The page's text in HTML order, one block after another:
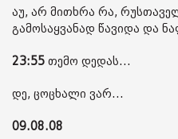
აუ, არ მითხრა რა,
გამოსაყვანად წავიდა და
23:55 თემო დედას...
დე, ცოცხალი ვარ...
09.08.08